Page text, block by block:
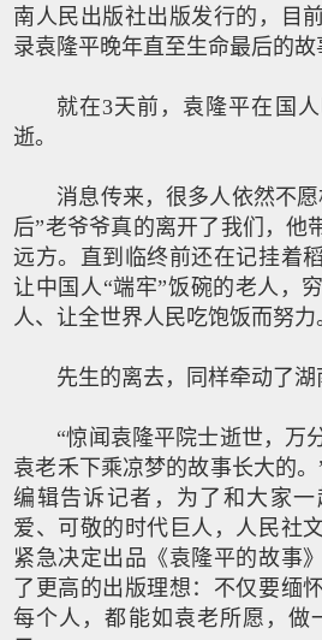
南人民出版社出版发行的，目
录袁隆平晚年直至生命最后的故
就在3天前，袁隆平在国
逝。
消息传来，很多人依然不
后”老爷爷真的离开了我们，他
远方。直到临终前还在记挂着
让中国人“端牢”饭碗的老人，
人、让全世界人民吃饱饭而努力
先生的离去，同样牵动了湖
“惊闻袁隆平院士逝世，万
袁老禾下乘凉梦的故事长大的
编辑告诉记者，为了和大家
爱、可敬的时代巨人，人民社
紧急决定出品《袁隆平的故事
了更高的出版理想：不仅要缅
每个人，都能如袁老所愿，做